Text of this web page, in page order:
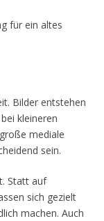
für ein altes
Bilder entstehen
kleineren
mediale
sein.
Statt auf
sich gezielt
machen. Auch